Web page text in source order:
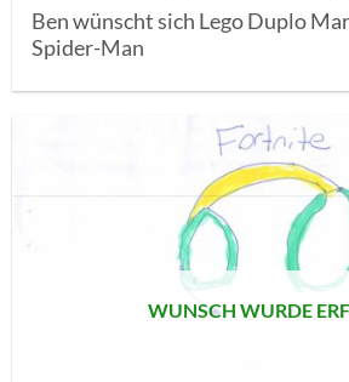
Ben wünscht sich Lego Duplo
Spider-Man
WUNSCH WURDE